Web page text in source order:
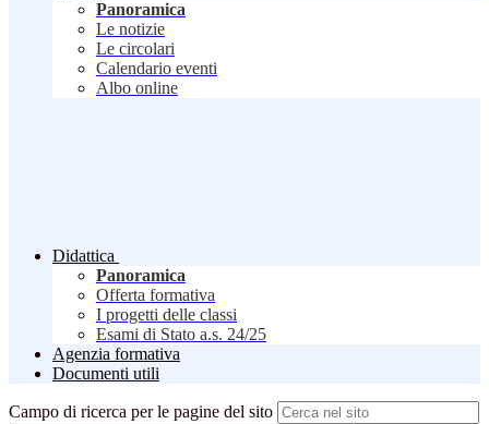
Panoramica
Le notizie
Le circolari
Calendario eventi
Albo online
Didattica
Panoramica
Offerta formativa
I progetti delle classi
Esami di Stato a.s. 24/25
Agenzia formativa
Documenti utili
Campo di ricerca per le pagine del sito